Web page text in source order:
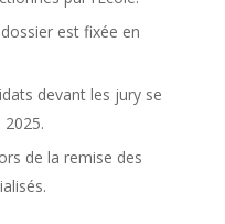
est fixée en
devant les jury se
de la remise des